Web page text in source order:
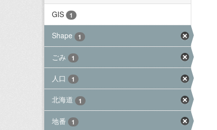
GIS
1
Shape 1
ごみ 1
人口 1
北海道 1
地番 1